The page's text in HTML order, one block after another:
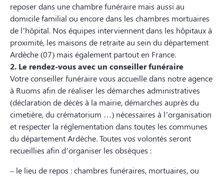
reposer dans une chambre funéraire mais aussi au
domicile familial ou encore dans les chambres mortuaires
de l’hôpital. Nos équipes interviennent dans les hôpitaux à
proximité, les maisons de retraite au sein du département
Ardèche (07) mais également partout en France.
2. Le rendez-vous avec un conseiller funéraire
Votre conseiller funéraire vous accueille dans notre agence
à Ruoms afin de réaliser les démarches administratives
(déclaration de décès à la mairie, démarches auprès du
cimetière, du crématorium …) nécessaires à l’organisation
et respecter la réglementation dans toutes les communes
du département Ardèche. Toutes vos volontés seront
recueillies afin d’organiser les obsèques :
– le lieu de repos : chambres funéraires, mortuaires, ou